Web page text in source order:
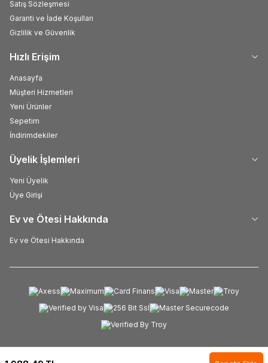
Satış Sözleşmesi
Garanti ve İade Koşulları
Gizlilik ve Güvenlik
Hızlı Erişim
Anasayfa
Müşteri Hizmetleri
Yeni Ürünler
Sepetim
İndirimdekiler
Üyelik İşlemleri
Yeni Üyelik
Üye Girişi
Ev ve Ötesi Hakkında
Ev ve Ötesi Hakkında